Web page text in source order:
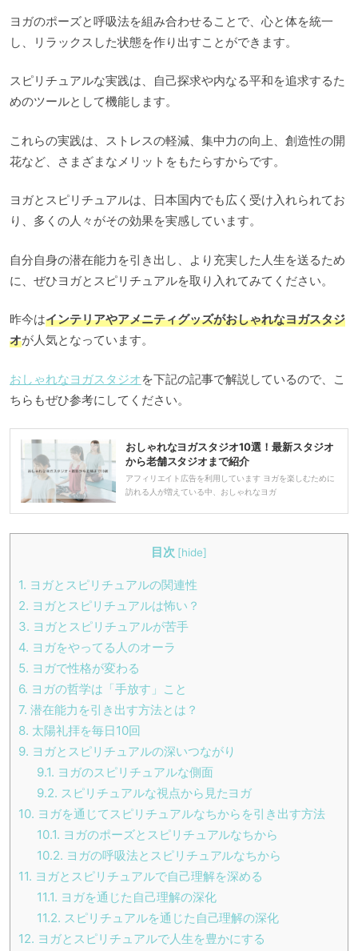
ヨガのポーズと呼吸法を組み合わせることで、心と体を統一
し、リラックスした状態を作り出すことができます。
スピリチュアルな実践は、自己探求や内なる平和を追求するた
めのツールとして機能します。
これらの実践は、ストレスの軽減、集中力の向上、創造性の開
花など、さまざまなメリットをもたらすからです。
ヨガとスピリチュアルは、日本国内でも広く受け入れられてお
り、多くの人々がその効果を実感しています。
自分自身の潜在能力を引き出し、より充実した人生を送るため
に、ぜひヨガとスピリチュアルを取り入れてみてください。
昨今はインテリアやアメニティグッズがおしゃれなヨガスタジ
オが人気となっています。
おしゃれなヨガスタジオを下記の記事で解説しているので、こ
ちらもぜひ参考にしてください。
おしゃれなヨガスタジオ10選！最新スタジオ
から老舗スタジオまで紹介
アフィリエイト広告を利用しています ヨガを楽しむために
訪れる人が増えている中、おしゃれなヨガ
目次 [hide]
1. ヨガとスピリチュアルの関連性
2. ヨガとスピリチュアルは怖い？
3. ヨガとスピリチュアルが苦手
4. ヨガをやってる人のオーラ
5. ヨガで性格が変わる
6. ヨガの哲学は「手放す」こと
7. 潜在能力を引き出す方法とは？
8. 太陽礼拝を毎日10回
9. ヨガとスピリチュアルの深いつながり
9.1. ヨガのスピリチュアルな側面
9.2. スピリチュアルな視点から見たヨガ
10. ヨガを通じてスピリチュアルなちからを引き出す方法
10.1. ヨガのポーズとスピリチュアルなちから
10.2. ヨガの呼吸法とスピリチュアルなちから
11. ヨガとスピリチュアルで自己理解を深める
11.1. ヨガを通じた自己理解の深化
11.2. スピリチュアルを通じた自己理解の深化
12. ヨガとスピリチュアルで人生を豊かにする